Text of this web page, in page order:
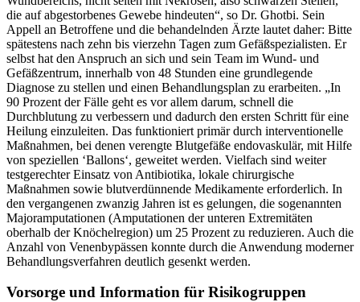
die auf abgestorbenes Gewebe hindeuten“, so Dr. Ghotbi. Sein
Appell an Betroffene und die behandelnden Ärzte lautet daher: Bitte
spätestens nach zehn bis vierzehn Tagen zum Gefäßspezialisten. Er
selbst hat den Anspruch an sich und sein Team im Wund- und
Gefäßzentrum, innerhalb von 48 Stunden eine grundlegende
Diagnose zu stellen und einen Behandlungsplan zu erarbeiten. „In
90 Prozent der Fälle geht es vor allem darum, schnell die
Durchblutung zu verbessern und dadurch den ersten Schritt für eine
Heilung einzuleiten. Das funktioniert primär durch interventionelle
Maßnahmen, bei denen verengte Blutgefäße endovaskulär, mit Hilfe
von speziellen ‘Ballons‘, geweitet werden. Vielfach sind weiter
testgerechter Einsatz von Antibiotika, lokale chirurgische
Maßnahmen sowie blutverdünnende Medikamente erforderlich. In
den vergangenen zwanzig Jahren ist es gelungen, die sogenannten
Majoramputationen (Amputationen der unteren Extremitäten
oberhalb der Knöchelregion) um 25 Prozent zu reduzieren. Auch die
Anzahl von Venenbypässen konnte durch die Anwendung moderner
Behandlungsverfahren deutlich gesenkt werden.
Vorsorge und Information für Risikogruppen